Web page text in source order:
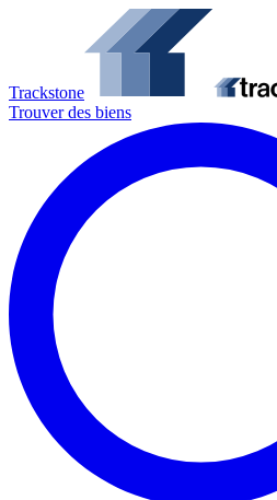
Trackstone
Trouver des biens